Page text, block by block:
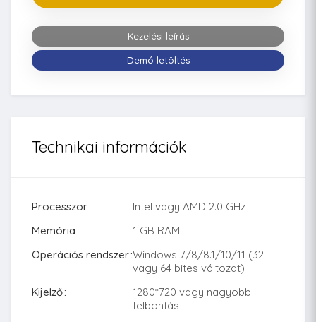
Kezelési leírás
Demó letöltés
Technikai információk
Processzor
Intel vagy AMD 2.0 GHz
Memória
1 GB RAM
Operációs rendszer Windows 7/8/8.1/10/11 (32
vagy 64 bites változat)
Kijelző
1280*720 vagy nagyobb
felbontás